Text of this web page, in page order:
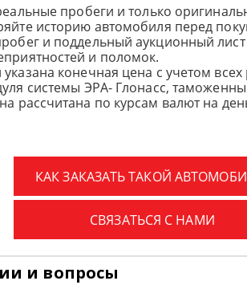
пробеги и только
историю автомобиля перед
и поддельный аукционный лист
и поломок.
конечная цена с учетом
системы ЭРА- Глонасс,
рассчитана по курсам валют на
КАК ЗАКАЗАТЬ ТАКОЙ
СВЯЗАТЬСЯ С НАМИ
и вопросы